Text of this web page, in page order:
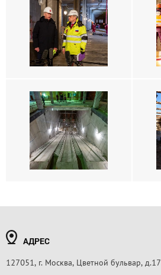
АДРЕС
127051, г. Москва, Цветной бульвар, д.17